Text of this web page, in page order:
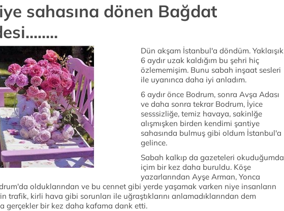
sahasına dönen Bağdat
Dün akşam İstanbul'a döndüm. Yaklaışık
6 aydır uzak kaldığım bu şehri hiç
özlememişim. Bunu sabah inşaat sesleri
ile uyanınca daha iyi anladım.
6 aydır önce Bodrum, sonra Avşa Adası
ve daha sonra tekrar Bodrum, İyice
sesssizliğe, temiz havaya, sakinlğe
alışmışken birden kendimi şantiye
sahasında bulmuş gibi oldum İstanbul'a
gelince.
Sabah kalkıp da gazeteleri okuduğumda
içim bir kez daha buruldu. Köşe
yazarlarından Ayşe Arman, Yonca
olduklarından ve bu cennet gibi yerde yaşamak varken niye insanların
trafik, kirli hava gibi sorunları ile uğraştıklarını anlamadıklarından dem
gerçekler bir kez daha kafama dank etti.